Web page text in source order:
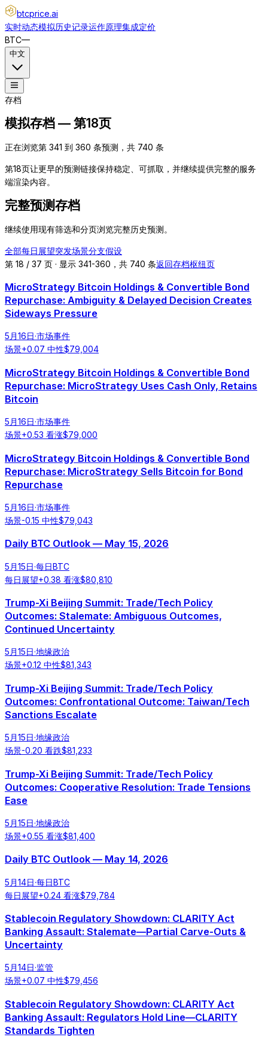
btcprice.ai
实时动态模拟历史记录运作原理集成定价
BTC—
中文
存档
模拟存档 — 第18页
正在浏览第 341 到 360 条预测，共 740 条
第18页让更早的预测链接保持稳定、可抓取，并继续提供完整的服务
端渲染内容。
完整预测存档
继续使用现有筛选和分页浏览完整历史预测。
全部每日展望突发场景分支假设
第 18 / 37 页 · 显示 341-360，共 740 条返回存档枢纽页
MicroStrategy Bitcoin Holdings & Convertible Bond
Repurchase: Ambiguity & Delayed Decision Creates
Sideways Pressure
5月16日·市场事件
场景+0.07 中性$79,004
MicroStrategy Bitcoin Holdings & Convertible Bond
Repurchase: MicroStrategy Uses Cash Only, Retains
Bitcoin
5月16日·市场事件
场景+0.53 看涨$79,000
MicroStrategy Bitcoin Holdings & Convertible Bond
Repurchase: MicroStrategy Sells Bitcoin for Bond
Repurchase
5月16日·市场事件
场景-0.15 中性$79,043
Daily BTC Outlook — May 15, 2026
5月15日·每日BTC
每日展望+0.38 看涨$80,810
Trump-Xi Beijing Summit: Trade/Tech Policy
Outcomes: Stalemate: Ambiguous Outcomes,
Continued Uncertainty
5月15日·地缘政治
场景+0.12 中性$81,343
Trump-Xi Beijing Summit: Trade/Tech Policy
Outcomes: Confrontational Outcome: Taiwan/Tech
Sanctions Escalate
5月15日·地缘政治
场景-0.20 看跌$81,233
Trump-Xi Beijing Summit: Trade/Tech Policy
Outcomes: Cooperative Resolution: Trade Tensions
Ease
5月15日·地缘政治
场景+0.55 看涨$81,400
Daily BTC Outlook — May 14, 2026
5月14日·每日BTC
每日展望+0.24 看涨$79,784
Stablecoin Regulatory Showdown: CLARITY Act
Banking Assault: Stalemate—Partial Carve-Outs &
Uncertainty
5月14日·监管
场景+0.07 中性$79,456
Stablecoin Regulatory Showdown: CLARITY Act
Banking Assault: Regulators Hold Line—CLARITY
Standards Tighten